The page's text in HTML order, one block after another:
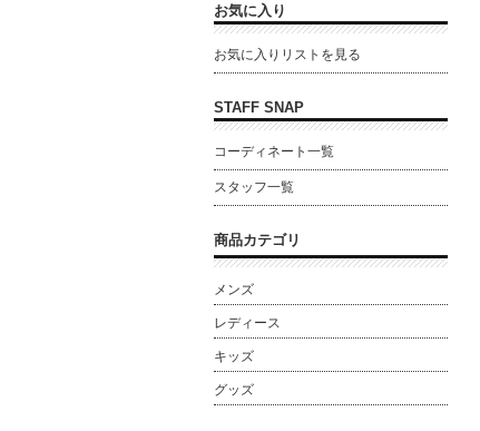
お気に入り
お気に入りリストを見る
STAFF SNAP
コーディネート一覧
スタッフ一覧
商品カテゴリ
メンズ
レディース
キッズ
グッズ